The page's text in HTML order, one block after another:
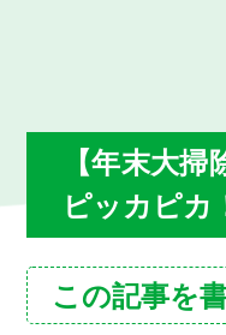
【年末大
ピッカピカ
この記事を